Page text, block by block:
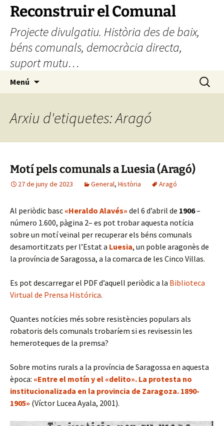
Vés
contingut
Reconstruir el Comunal
Projecte divulgatiu. Història des de baix,
béns comunals, democràcia directa,
suport mutu…
Menú Cerca:
Arxiu d'etiquetes: Aragó
Motí pels comunals a Luesia (Aragó)
27 de juny de 2023 General, Història Aragó
Al periòdic basc «Heraldo Alavés» del 6 d’abril de 1906–
número 1.600, pàgina 2– es pot trobar aquesta notícia
sobre un motí veïnal per recuperar els béns comunals
desamortitzats per l’Estat a Luesia, un poble aragonès de
la província de Saragossa, a la comarca de les Cinco Villas.
Es pot descarregar el PDF d’aquell periòdic a la Biblioteca
Virtual de Prensa Histórica.
Quantes notícies més sobre resistències populars als
robatoris dels comunals trobaríem si es revisessin les
hemeroteques de la premsa?
Sobre motins rurals a la província de Saragossa en aquesta
època: «Entre el motín y el «delito». La protesta no
institucionalizada en la provincia de Zaragoza. 1890-
1905» (Víctor Lucea Ayala, 2001).